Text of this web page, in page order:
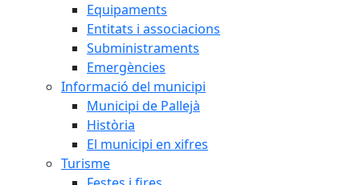
Equipaments
Entitats i associacions
Subministraments
Emergències
Informació del municipi
Municipi de Pallejà
Història
El municipi en xifres
Turisme